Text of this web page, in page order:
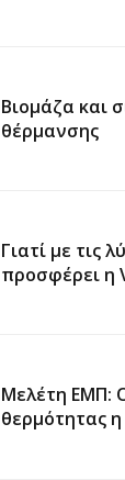
Βιομάζα και
θέρμανσης
Γιατί με τις
προσφέρει η
Μελέτη ΕΜΠ:
θερμότητας